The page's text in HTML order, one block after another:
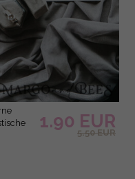
und
1.90 EUR
5.50 EUR